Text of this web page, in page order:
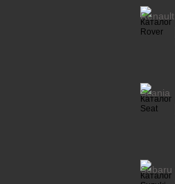
Renault
Scania
Subaru